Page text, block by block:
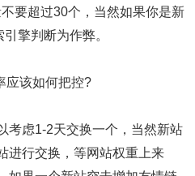
要超过30个，当然如果你是新
擎判断为作弊。
该如何把控?
虑1-2天交换一个，当然新站
进行交换，等网站权重上来